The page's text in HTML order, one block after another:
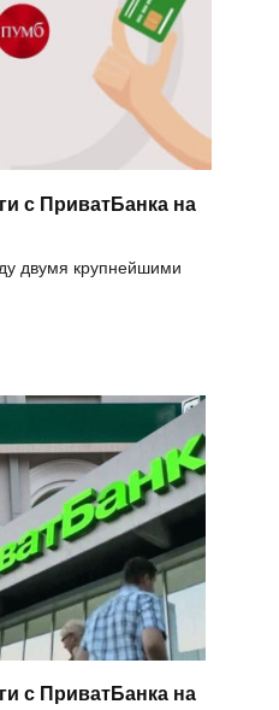
с ПриватБанка на
двумя крупнейшими
с ПриватБанка на